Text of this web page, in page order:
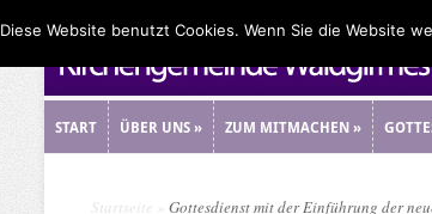
START ÜBER UNS» ZUM MITMACHEN»
Startseite Gottesdienst mit der Einführung der
Diese Website benutzt Cookies. Wenn Sie die Website